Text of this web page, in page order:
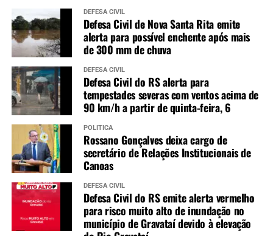
DEFESA CIVIL
Defesa Civil de Nova Santa Rita emite
alerta para possível enchente após mais
de 300 mm de chuva
DEFESA CIVIL
Defesa Civil do RS alerta para
tempestades severas com ventos acima de
90 km/h a partir de quinta-feira, 6
POLÍTICA
Rossano Gonçalves deixa cargo de
secretário de Relações Institucionais de
Canoas
DEFESA CIVIL
Defesa Civil do RS emite alerta vermelho
para risco muito alto de inundação no
município de Gravataí devido à elevação